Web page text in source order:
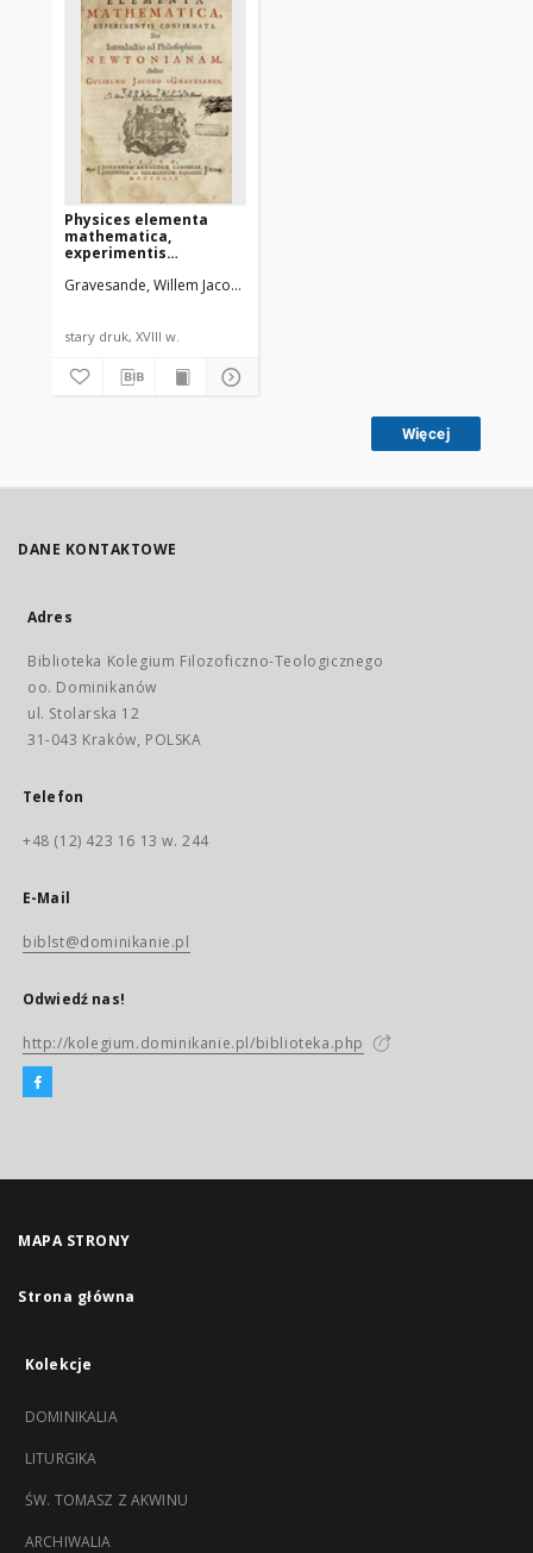
Physices elementa
mathematica,
experimentis
introductio ad
Gravesande, Willem Jacob 's (1688-1742)
stary druk, XVIII w.
Więcej
DANE KONTAKTOWE
Adres
Biblioteka Kolegium Filozoficzno-Teologicznego
oo. Dominikanów
ul. Stolarska 12
31-043 Kraków, POLSKA
Telefon
+48 (12) 423 16 13 w. 244
E-Mail
biblst@dominikanie.pl
Odwiedź nas!
http://kolegium.dominikanie.pl/biblioteka.php
MAPA STRONY
Strona główna
Kolekcje
DOMINIKALIA
LITURGIKA
ŚW. TOMASZ Z AKWINU
ARCHIWALIA